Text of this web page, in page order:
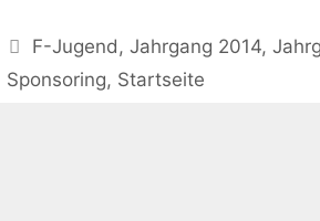
Kategorien
F-Jugend,Jahrgang 2014,
Sponsoring, Startseite